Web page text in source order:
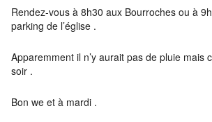
Rendez-vous à 8h30 aux Bourroches ou à
parking de l’église .
Apparemment il n’y aurait pas de pluie mais
soir .
Bon we et à mardi .